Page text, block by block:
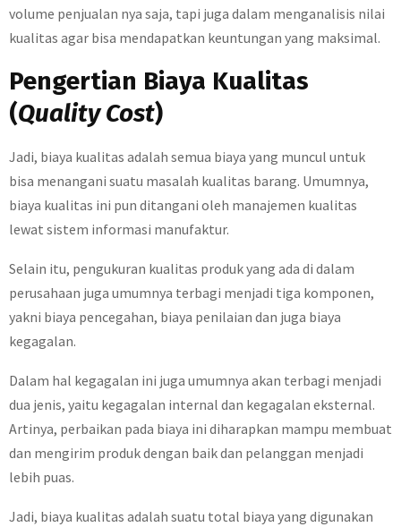
volume penjualan nya saja, tapi juga dalam menganalisis nilai
kualitas agar bisa mendapatkan keuntungan yang maksimal.
Pengertian Biaya Kualitas
(Quality Cost)
Jadi, biaya kualitas adalah semua biaya yang muncul untuk
bisa menangani suatu masalah kualitas barang. Umumnya,
biaya kualitas ini pun ditangani oleh manajemen kualitas
lewat sistem informasi manufaktur.
Selain itu, pengukuran kualitas produk yang ada di dalam
perusahaan juga umumnya terbagi menjadi tiga komponen,
yakni biaya pencegahan, biaya penilaian dan juga biaya
kegagalan.
Dalam hal kegagalan ini juga umumnya akan terbagi menjadi
dua jenis, yaitu kegagalan internal dan kegagalan eksternal.
Artinya, perbaikan pada biaya ini diharapkan mampu membuat
dan mengirim produk dengan baik dan pelanggan menjadi
lebih puas.
Jadi, biaya kualitas adalah suatu total biaya yang digunakan